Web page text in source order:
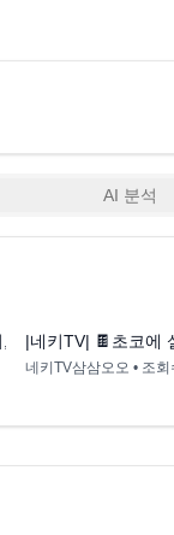
AI 분석
제로후르츠젤리)
젤리 먹어도 될까?
|네키TV| 🍫초코에
네키TV삼삼오오 • 조회